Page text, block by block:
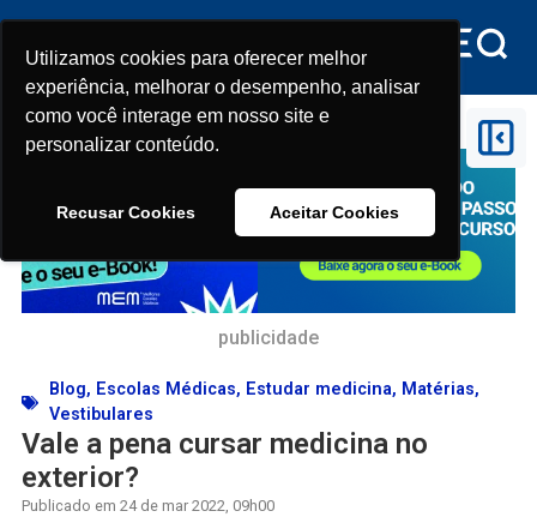
Utilizamos cookies para oferecer melhor
experiência, melhorar o desempenho, analisar
como você interage em nosso site e
personalizar conteúdo.
Recusar Cookies Aceitar Cookies
Utilizamos cookies para oferecer melhor
experiência, melhorar o desempenho, analisar
como você interage em nosso site e
personalizar conteúdo.
Recusar Cookies Aceitar Cookies
Vale a pena cursar medicina no exterior?
publicidade
Blog, Escolas Médicas, Estudar medicina, Matérias,
Vestibulares
Vale a pena cursar medicina no
exterior?
Publicado em 24 de mar 2022, 09h00